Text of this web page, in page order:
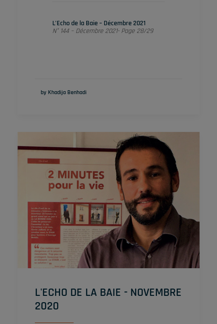
L’Echo de la Baie – Décembre 2021
N° 144 – Décembre 2021- Page 28/29
by Khadija Benhadi
L'ECHO DE LA BAIE - NOVEMBRE
2020